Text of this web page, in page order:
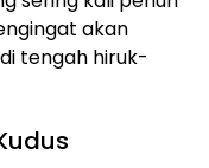
akan
tengah hiruk-